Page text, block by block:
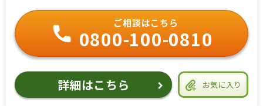
お気に入り
ご相談はこちら
0800-100-0810
詳細はこちら